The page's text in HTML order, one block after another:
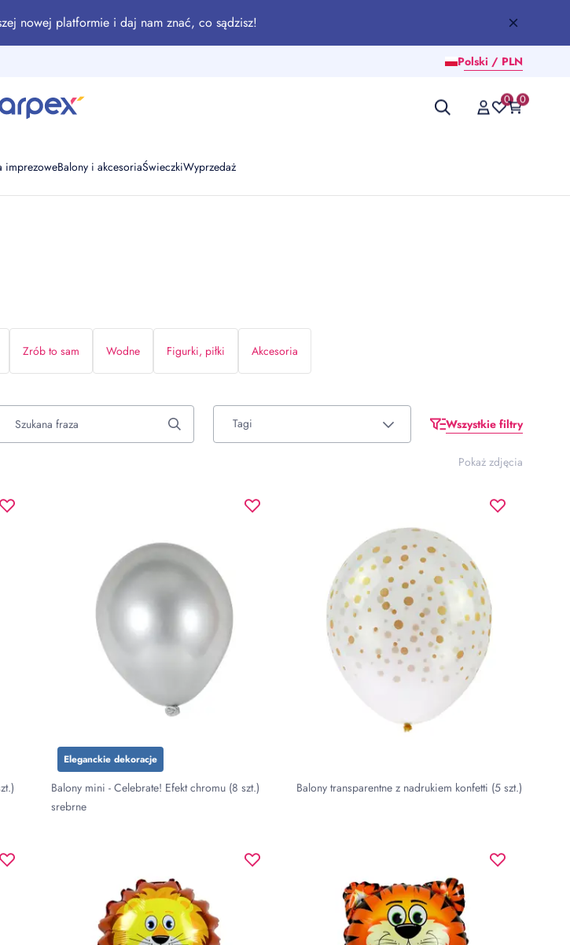
nowej platformie i daj nam znać, co sądzisz!
Polski / PLN
0 0
imprezoweBalony i akcesoriaŚwieczkiWyprzedaż
Zrób to sam Wodne Figurki, piłki Akcesoria
Szukana fraza Tagi Wszystkie filtry
Pokaż zdjęcia
Eleganckie dekoracje
Balony mini - Celebrate! Efekt chromu (8 szt.)
srebrne
Balony transparentne z nadrukiem konfetti (5 szt.)